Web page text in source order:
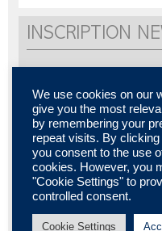
INSCRIPTION
Vous souhaitez être informé
Inscrivez-vous pour recevoir
We use cookies on our
give you the most
by remembering your
repeat visits. By clicking
you consent to the use
cookies. However, you
"Cookie Settings" to
controlled consent.
Cookie Settings